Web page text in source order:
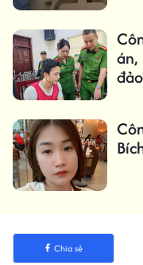
án,
Chia sẻ